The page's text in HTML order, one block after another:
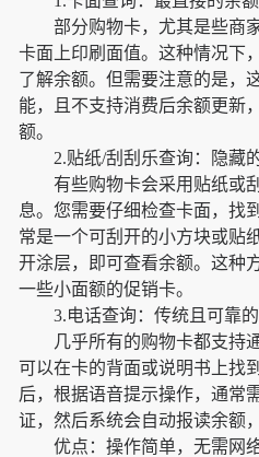
部分购物卡，尤其是些商家
卡面上印刷面值。这种情况下
了解余额。但需要注意的是，
能，且不支持消费后余额更新
额。
2.贴纸/刮刮乐查询：隐藏
有些购物卡会采用贴纸或刮
息。您需要仔细检查卡面，找
常是一个可刮开的小方块或贴
开涂层，即可查看余额。这种
一些小面额的促销卡。
3.电话查询：传统且可靠的
几乎所有的购物卡都支持通
可以在卡的背面或说明书上找
后，根据语音提示操作，通常
证，然后系统会自动报读余额
优点：操作简单，无需网络